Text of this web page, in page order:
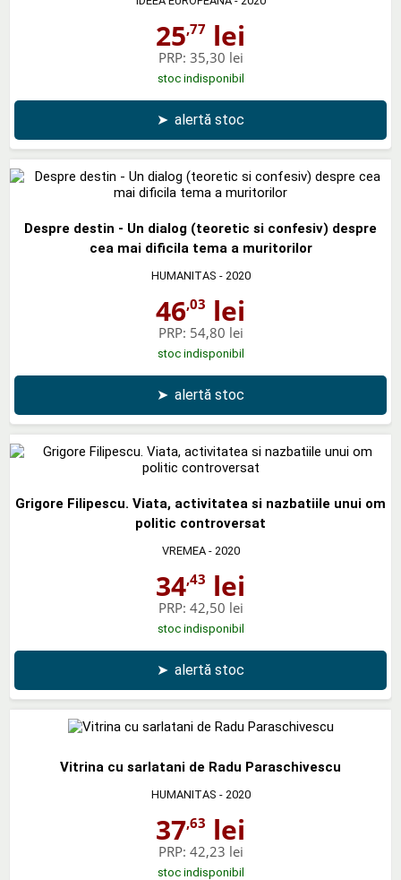
25,77 lei
PRP: 35,30 lei
stoc indisponibil
➤ alertă stoc
Despre destin - Un dialog (teoretic si confesiv) despre
cea mai dificila tema a muritorilor
HUMANITAS - 2020
46,03 lei
PRP: 54,80 lei
stoc indisponibil
➤ alertă stoc
Grigore Filipescu. Viata, activitatea si nazbatiile unui om
politic controversat
VREMEA- 2020
34,43 lei
PRP: 42,50 lei
stoc indisponibil
➤ alertă stoc
Vitrina cu sarlatani de Radu Paraschivescu
HUMANITAS - 2020
37,63 lei
PRP: 42,23 lei
stoc indisponibil